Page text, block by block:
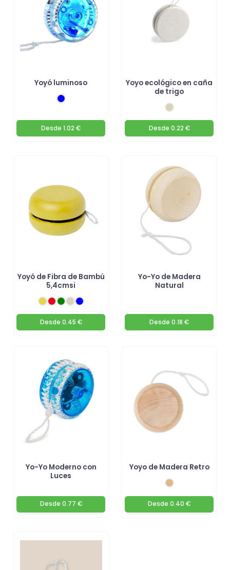
Yoyó luminoso
Desde 1.02 €
Yoyo ecológico en caña
de trigo
Desde 0.22 €
Yoyó de Fibra de Bambú
5,4cmsi
Desde 0.45 €
Yo-Yo de Madera
Natural
Desde 0.18 €
Yo-Yo Moderno con
Luces
Desde 0.77 €
Yoyo de Madera Retro
Desde 0.40 €